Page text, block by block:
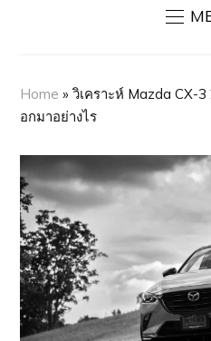
Home »วิเคราะห์ Mazda CX-
อกมาอย่างไร